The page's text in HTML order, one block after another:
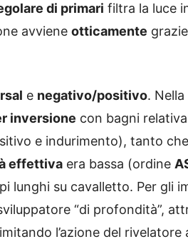
di primari filtra la luce
avviene otticamente
e negativo/positivo.
inversione con bagni
e indurimento), tanto
effettiva era bassa (ordine
lunghi su cavalletto. Per gli
“di profondità”,
l’azione del rivelatore